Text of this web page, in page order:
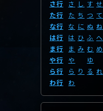
さ行
さ し す せ
た行
た ち つ て
な行
な に ぬ ね
は行
は ひ ふ へ
ま行
ま み む め
や行
や ゆ
ら行
ら り る れ
わ行 わ